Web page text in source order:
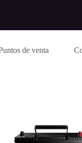
de venta